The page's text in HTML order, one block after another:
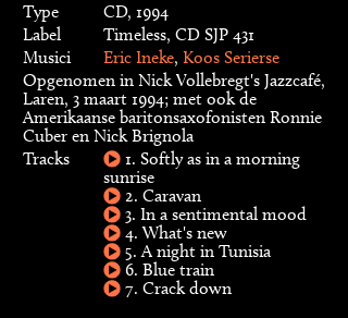
Type
CD, 1994
Label
Timeless, CD SJP 431
Musici
Eric Ineke, Koos Serierse
Opgenomen in Nick Vollebregt's Jazzcafé,
Laren, 3 maart 1994; met ook de
Amerikaanse baritonsaxofonisten Ronnie
Cuber en Nick Brignola
Tracks
1. Softly as in a morning
sunrise
2. Caravan
3. In a sentimental mood
4. What's new
5. A night in Tunisia
6. Blue train
7. Crack down